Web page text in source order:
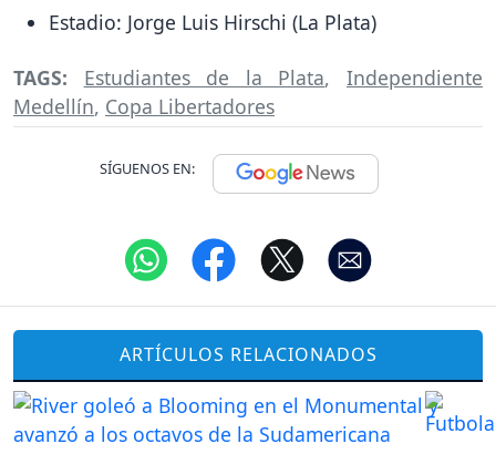
Estadio: Jorge Luis Hirschi (La Plata)
TAGS: Estudiantes de la Plata,Independiente
Medellín, Copa Libertadores
SÍGUENOS EN:
ARTÍCULOS RELACIONADOS